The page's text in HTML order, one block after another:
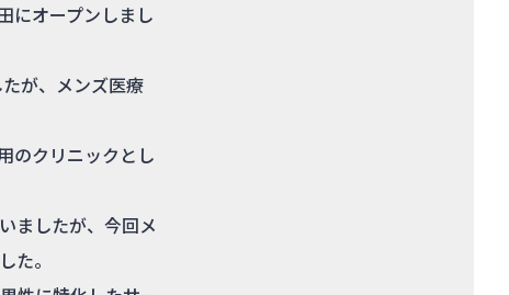
にオープンしまし
が、メンズ医療
のクリニックとし
ましたが、今回メ
た。